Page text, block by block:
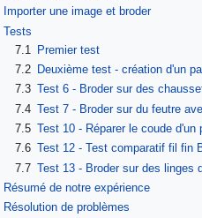
Importer une image et broder
Tests
7.1
Premier test
7.2
Deuxième test - création d'un
7.3 Test 6 - Broder sur des
7.4 Test 7 - Broder sur du feutre
7.5 Test 10 - Réparer le coude d'un
7.6 Test 12 - Test comparatif fil fin
7.7 Test 13 - Broder sur des linges
Résumé de notre expérience
Résolution de problèmes